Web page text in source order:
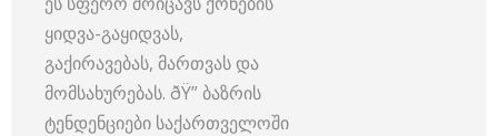
ყიდვა-გაყიდვას,
გაქირავებას, მართვას და
მომსახურებას. ðŸ” ბაზრის
ტენდენციები საქართველოში